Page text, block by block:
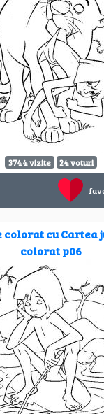
3744 vizite 24 voturi
colorat cu Cartea
colorat p06